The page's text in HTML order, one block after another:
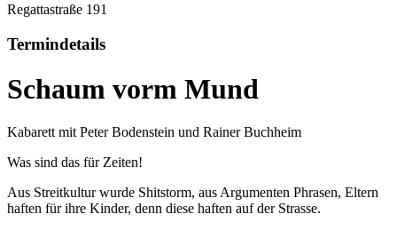
Regattastraße 191
Termindetails
Schaum vorm Mund
Kabarett mit Peter Bodenstein und Rainer Buchheim
Was sind das für Zeiten!
Aus Streitkultur wurde Shitstorm, aus Argumenten Phrasen, Eltern
haften für ihre Kinder, denn diese haften auf der Strasse.